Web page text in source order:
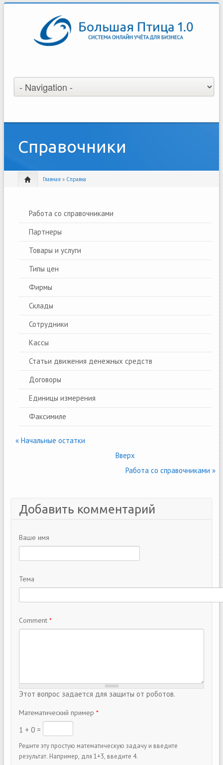
Справочники
Главная » Справка
Работа со справочниками
Партнeры
Товары и услуги
Типы цен
Фирмы
Склады
Сотрудники
Кассы
Статьи движения денежных средств
Договоры
Единицы измерения
Факсимиле
« Начальные остатки
Вверх
Работа со справочниками »
Добавить комментарий
Ваше имя
Тема
Comment *
Этот вопрос задается для защиты от роботов.
Математический пример *
1 + 0 =
Решите эту простую математическую задачу и введите
результат. Например, для 1+3, введите 4.